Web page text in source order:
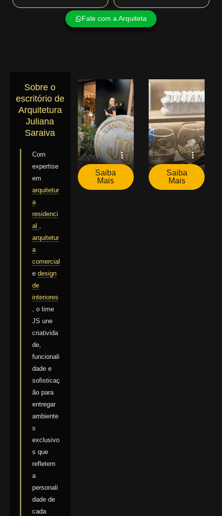
Fale com a Arquiteta
Sobre o
escritório de
Arquitetura
Juliana
Saraiva
Com
expertise
em
arquitetur
a
residenci
al ,
arquitetur
a
comercial
e design
de
interiores
, o time
JS une
criativida
de,
funcionali
dade e
sofisticaç
ão para
entregar
ambiente
s
exclusivo
s que
refletem
a
personali
dade de
cada
Saiba
Mais
Saiba
Mais